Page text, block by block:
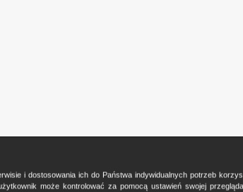
i dostosowania ich do Państwa indywidualnych potrzeb
może kontrolować za pomocą ustawień swojej